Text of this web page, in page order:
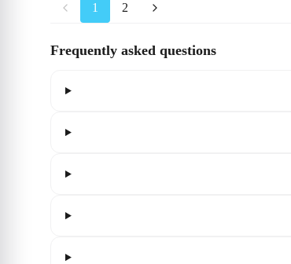
1 2
Frequently asked questions